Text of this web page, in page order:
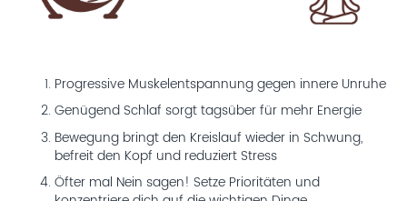
Progressive Muskelentspannung gegen innere Unruhe
Genügend Schlaf sorgt tagsüber für mehr Energie
Bewegung bringt den Kreislauf wieder in Schwung,
befreit den Kopf und reduziert Stress
Öfter mal Nein sagen! Setze Prioritäten und